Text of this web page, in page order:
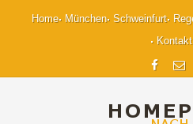
Home München Schweinfurt
Kontakt